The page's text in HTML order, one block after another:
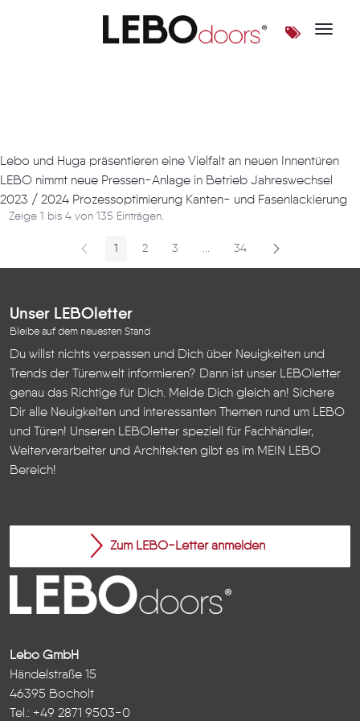
Toggle
Lebo und Huga präsentieren eine Vielfalt an neuen Innentüren
LEBO nimmt neue Pressen-Anlage in Betrieb Jahreswechsel
2023 / 2024 Prozessoptimierung Kanten- und Fasenlackierung
Zeige 1 bis 4 von 135 Einträgen.
Seite
1 Seite
2 Seite
3 ...Zwischenseiten
Seite
34
Unser LEBOletter
Bleibe auf dem neuesten Stand
Du willst nichts verpassen und Dich über Neuigkeiten und
Trends der Türenwelt informieren? Dann ist unser LEBOletter
genau das Richtige für Dich. Melde Dich gleich an! Sichere
Dir alle Neuigkeiten und interessanten Themen rund um LEBO
und Türen! Unseren LEBOletter speziell für Fachhändler,
Weiterverarbeiter und Architekten gibt es im MEIN LEBO
Bereich!
Zum LEBO-Letter anmelden
Lebo GmbH
Händelstraße 15
46395 Bocholt
Tel.: +49 2871 9503-0